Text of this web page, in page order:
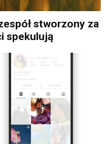
stworzony za
spekulują